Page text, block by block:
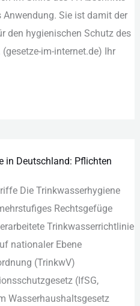
Sie︇ ist︇ dam︇it der︇
den︇ hyg︇ienischen Sch︇utz des︇
im-int︇ernet.de)‬ Ihr︇
in Deutschland: Pflichten
D‬ie Trinkwasserhygiene
Rechtsgefüge
Trinkwasserrichtlinie
nationaler Ebene
(TrinkwV)
(IfSG,
Wasserhaushaltsgesetz